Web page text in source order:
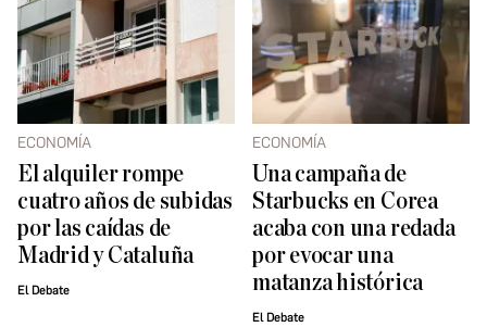
ECONOMÍA
El alquiler rompe
cuatro años de subidas
por las caídas de
Madrid y Cataluña
El Debate
ECONOMÍA
Una campaña de
Starbucks en Corea
acaba con una redada
por evocar una
matanza histórica
El Debate